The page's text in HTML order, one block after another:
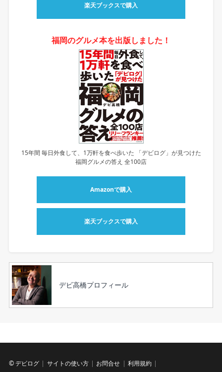
楽天ブックスで購入
福岡のグルメ本を出版しました！
15年間 毎日外食して、1万軒を食べ歩いた 「デビログ」が見つけた
福岡グルメの答え 全100店
Amazonで購入
楽天ブックスで購入
デビ高橋プロフィール
©デビログ サイトの使い方 お問合せ
利用規約